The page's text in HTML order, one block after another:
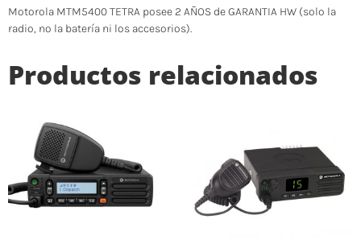
Motorola MTM5400 TETRA posee 2 AÑOS de GARANTIA HW (solo la
radio, no la batería ni los accesorios).
Productos relacionados